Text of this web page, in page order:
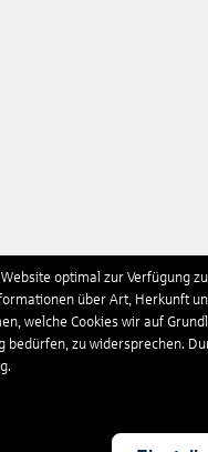
optimal zur Verfügung
über Art, Herkunft
welche Cookies wir auf
zu widersprechen.